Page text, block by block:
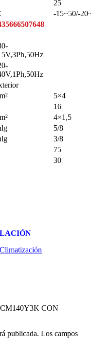
25
-15~50/-
5×4
16
4×1,5
5/8
3/8
75
30
CON
publicada. Los campos